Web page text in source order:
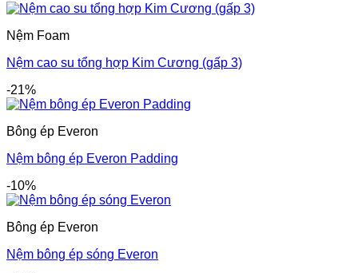
Nệm Foam
Nệm cao su tổng hợp Kim Cương (gấp 3)
-21%
Bông ép Everon
Nệm bông ép Everon Padding
-10%
Bông ép Everon
Nệm bông ép sóng Everon